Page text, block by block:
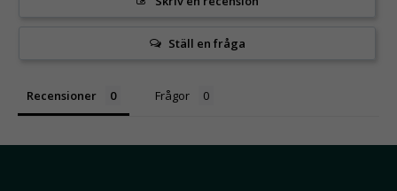
Ställ en fråga
Recensioner Frågor